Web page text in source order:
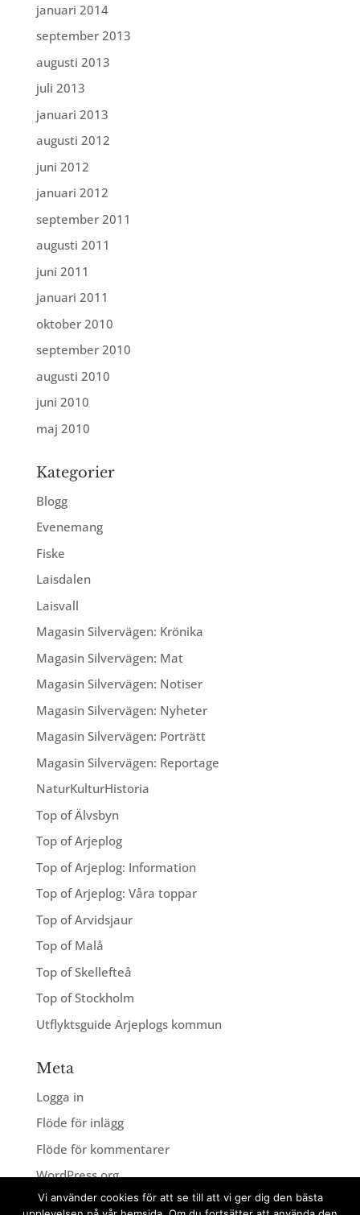
januari 2014
september 2013
augusti 2013
juli 2013
januari 2013
augusti 2012
juni 2012
januari 2012
september 2011
augusti 2011
juni 2011
januari 2011
oktober 2010
september 2010
augusti 2010
juni 2010
maj 2010
Kategorier
Blogg
Evenemang
Fiske
Laisdalen
Laisvall
Magasin Silvervägen: Krönika
Magasin Silvervägen: Mat
Magasin Silvervägen: Notiser
Magasin Silvervägen: Nyheter
Magasin Silvervägen: Porträtt
Magasin Silvervägen: Reportage
NaturKulturHistoria
Top of Älvsbyn
Top of Arjeplog
Top of Arjeplog: Information
Top of Arjeplog: Våra toppar
Top of Arvidsjaur
Top of Malå
Top of Skellefteå
Top of Stockholm
Utflyktsguide Arjeplogs kommun
Meta
Logga in
Flöde för inlägg
Flöde för kommentarer
WordPress.org
Vi använder cookies för att se till att vi ger dig den bästa